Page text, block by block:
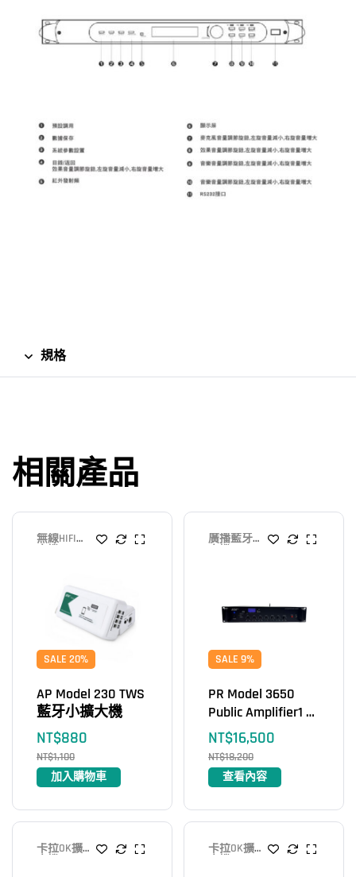
規格
相關產品
無線HIFI擴
SALE 20%
AP Model 230 TWS
藍牙小擴大機
NT$1,100
NT$880
加入購物車
廣播藍牙擴
SALE 9%
PR Model 3650
Public Amplifier1 廣
播藍牙擴大機
NT$18,200
NT$16,500
查看內容
卡拉OK擴
卡拉OK擴